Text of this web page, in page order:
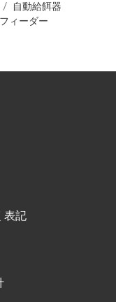
自動給餌器
ィーダー
表記